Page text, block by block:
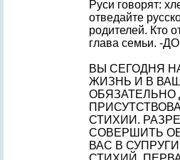
Руси говорят:
отведайте
родителей. Кто
глава семьи.
ВЫ СЕГОДНЯ
ЖИЗНЬ И В
СТИХИИ.
СОВЕРШИТЬ
ВАС В